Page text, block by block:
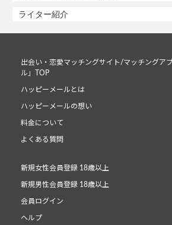
ライター紹介
出会い・恋愛マッチングサイト/マッチングア
ル」TOP
ハッピーメールとは
ハッピーメールの想い
料金について
よくある質問
新規女性会員登録 18歳以上
新規男性会員登録 18歳以上
会員ログイン
ヘルプ